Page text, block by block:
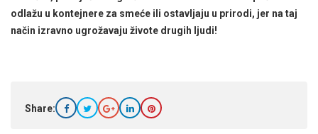
odlažu u kontejnere za smeće ili ostavljaju u prirodi, jer na taj
način izravno ugrožavaju živote drugih ljudi!
Share: